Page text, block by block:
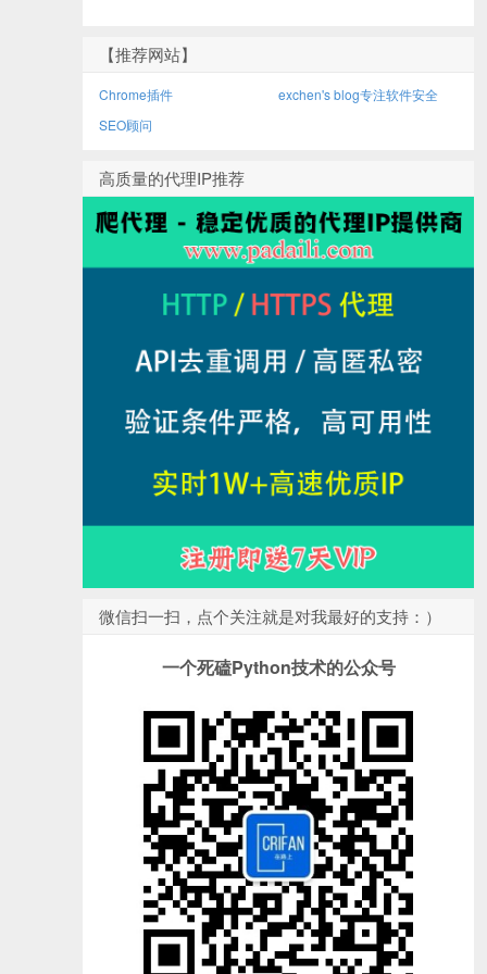
【推荐网站】
Chrome插件
exchen's blog专注软件安全
SEO顾问
高质量的代理IP推荐
微信扫一扫，点个关注就是对我最好的支持：）
一个死磕Python技术的公众号